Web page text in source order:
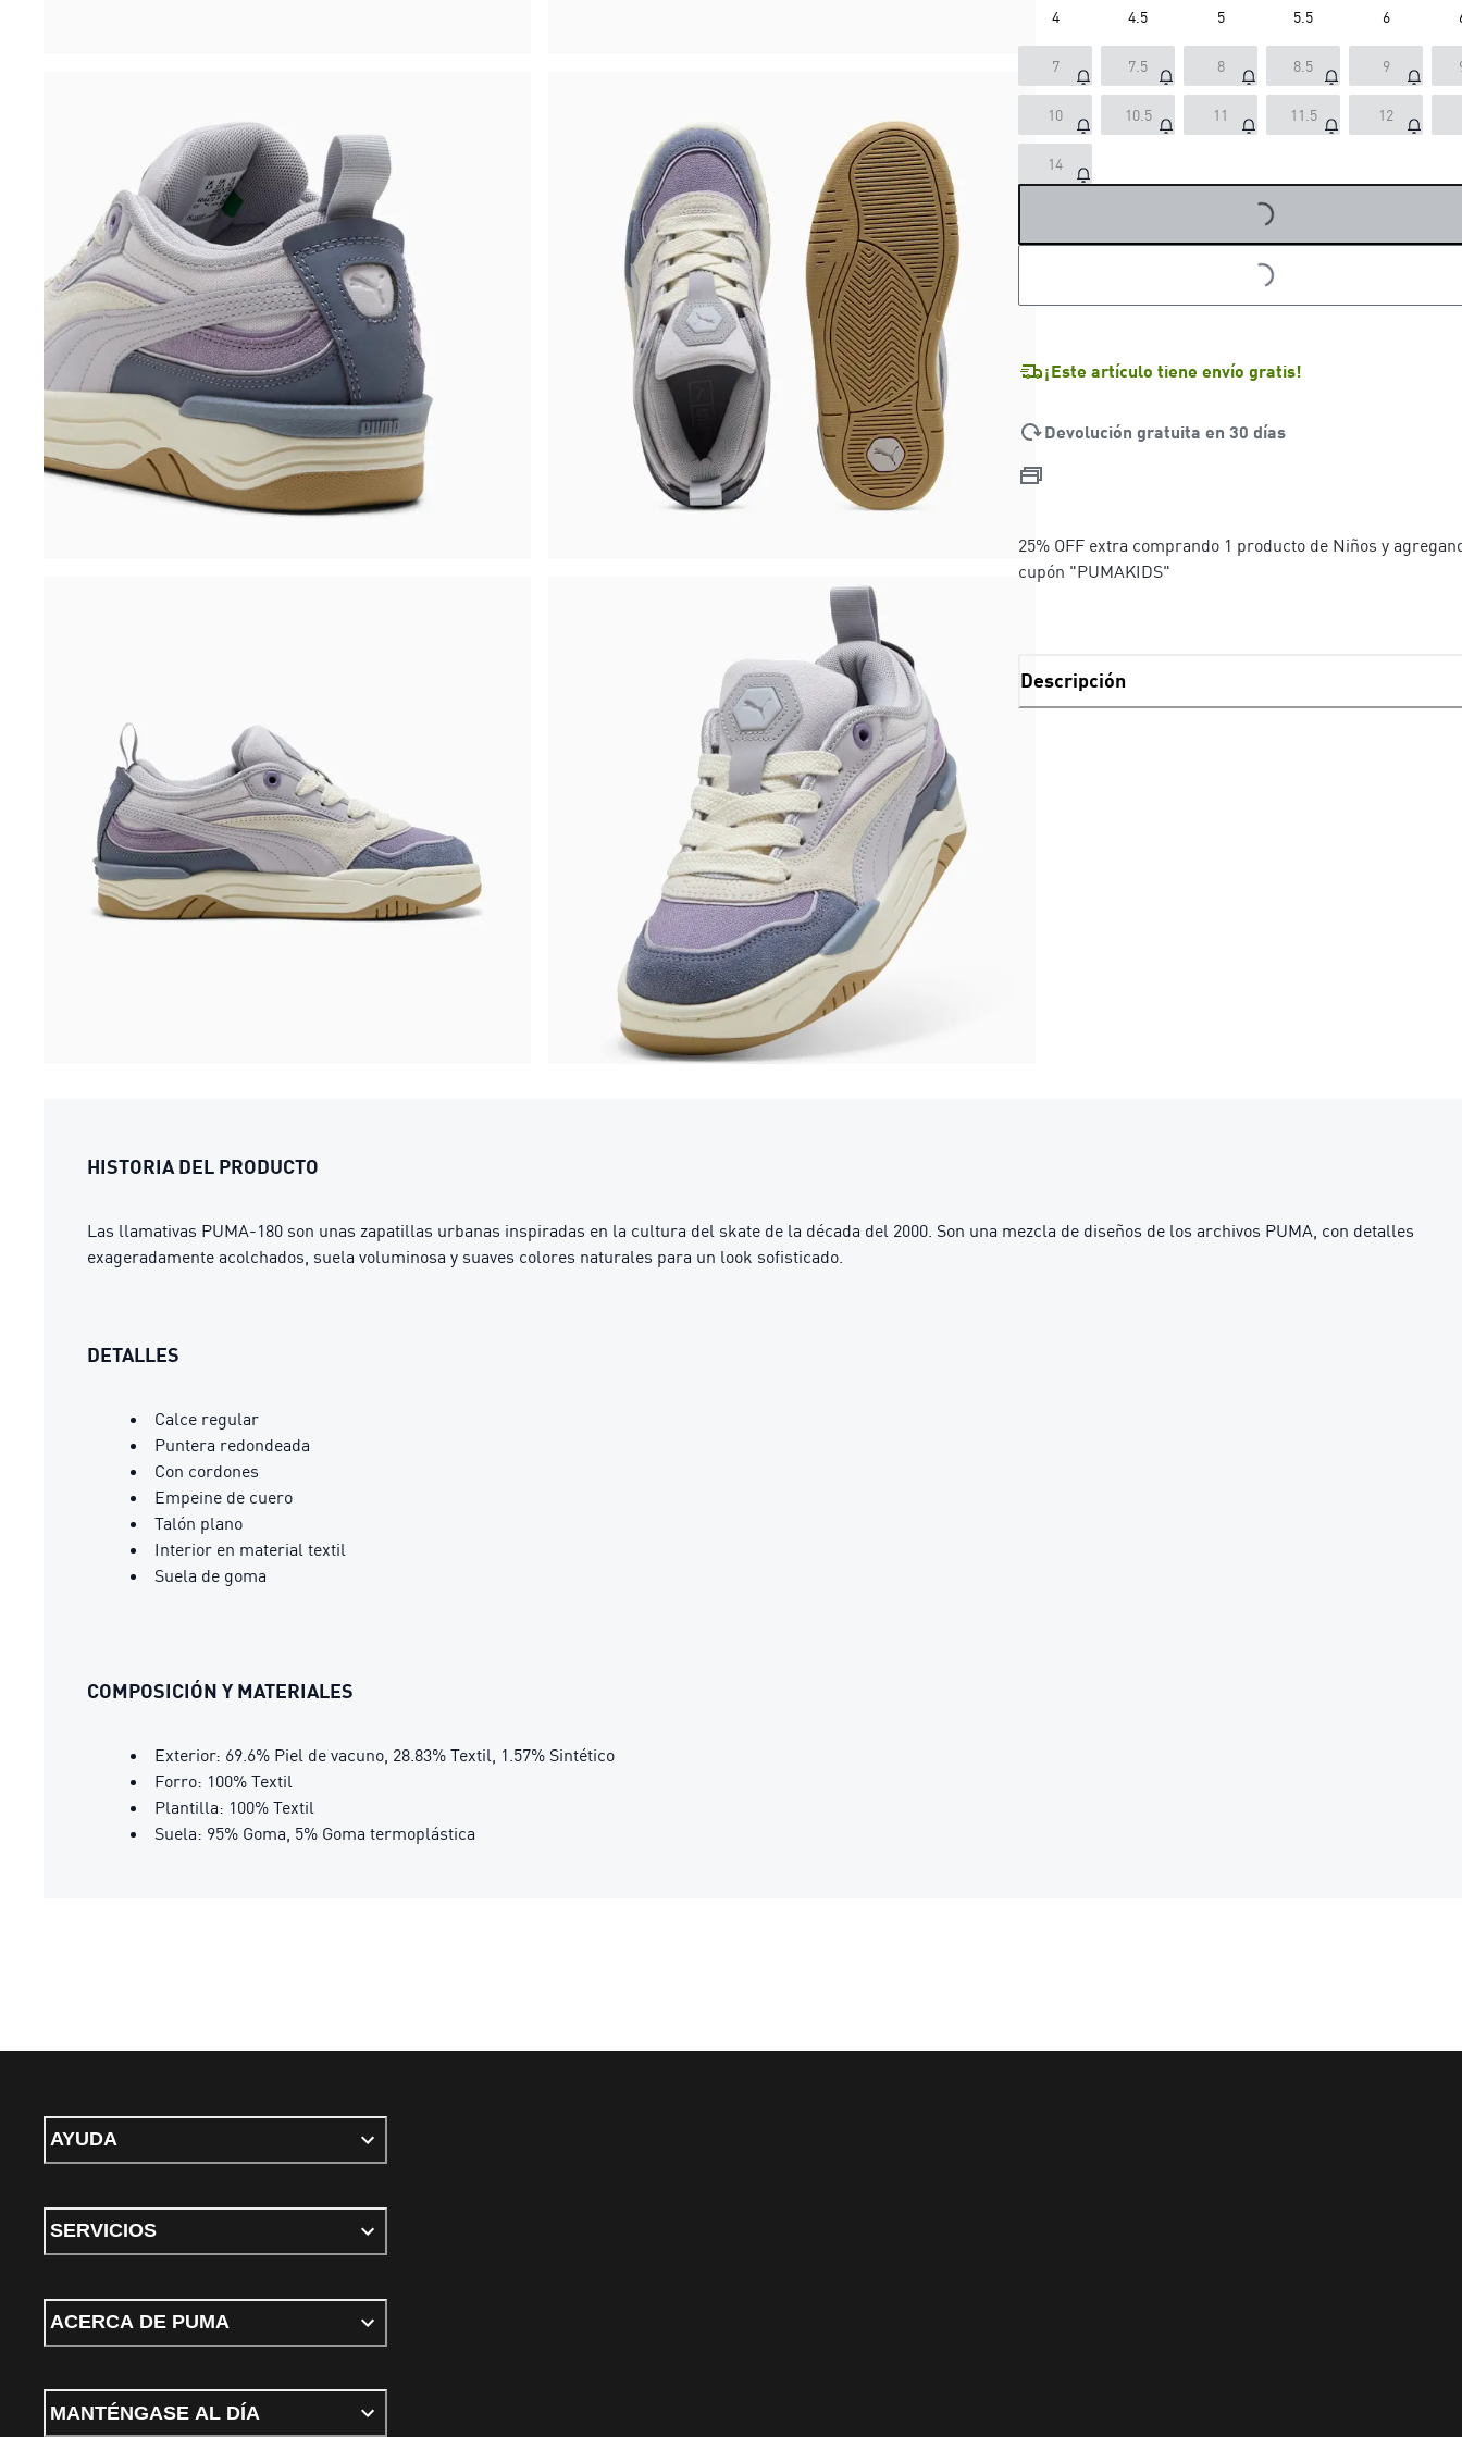
4 4.5 5 5.5 6
7 7.5 8 8.5 9
10 10.5 11 11.5 12
14
LOADING...
LOADING...
¡Este artículo tiene envío gratis!
Devolución gratuita en 30 días
25% OFF extra comprando 1 producto de Niños y
cupón "PUMAKIDS"
Descripción
HISTORIA DEL PRODUCTO
Las llamativas PUMA-180 son unas zapatillas urbanas inspiradas en la cultura del skate de la década del 2000. Son una mezcla de diseños de los archivos PUMA, con detalles
exageradamente acolchados, suela voluminosa y suaves colores naturales para un look sofisticado.
DETALLES
Calce regular
Puntera redondeada
Con cordones
Empeine de cuero
Talón plano
Interior en material textil
Suela de goma
COMPOSICIÓN Y MATERIALES
Exterior: 69.6% Piel de vacuno, 28.83% Textil, 1.57% Sintético
Forro: 100% Textil
Plantilla: 100% Textil
Suela: 95% Goma, 5% Goma termoplástica
AYUDA
SERVICIOS
ACERCA DE PUMA
MANTÉNGASE AL DÍA